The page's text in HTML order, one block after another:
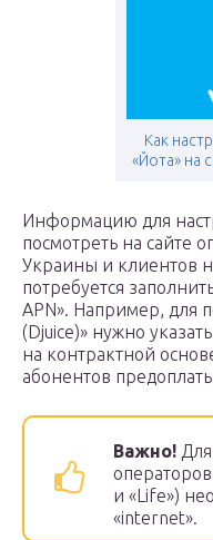
Как
«Йота» на
Информацию для
посмотреть на сайте
Украины и клиентов
потребуется
APN». Например, для
(Djuice)» нужно
на контрактной
абонентов
Важно!
и «Life»)
«internet».